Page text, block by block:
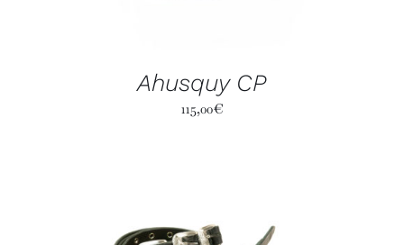
Ahusquy CP
115,00€